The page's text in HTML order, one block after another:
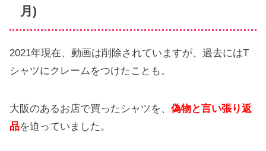
月)
2021年現在、動画は削除されていますが、過去にはT
シャツにクレームをつけたことも。
大阪のあるお店で買ったシャツを、偽物と言い張り返
品を迫っていました。